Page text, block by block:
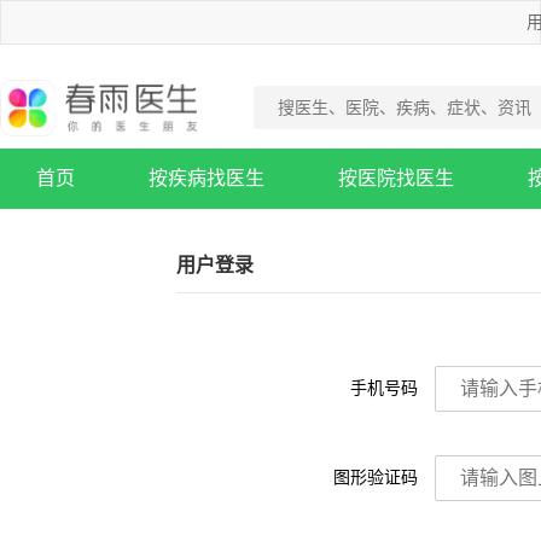
首页 按疾病找医生 按医院找医生
用户登录
手机号码
图形验证码